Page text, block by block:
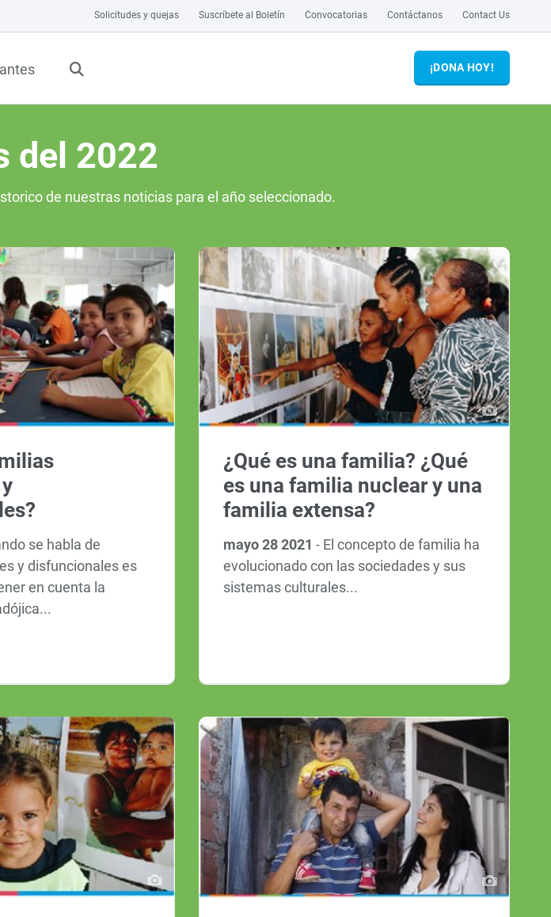
Solicitudes y quejas Suscríbete al Boletín Convocatorias Contáctanos Contact Us
¡DONA HOY!
del 2022
de nuestras noticias para el año seleccionado.
se habla de
y disfuncionales es
en cuenta la
¿Qué es una familia? ¿Qué
es una familia nuclear y una
familia extensa?
mayo 28 2021- El concepto de familia ha
evolucionado con las sociedades y sus
sistemas culturales...